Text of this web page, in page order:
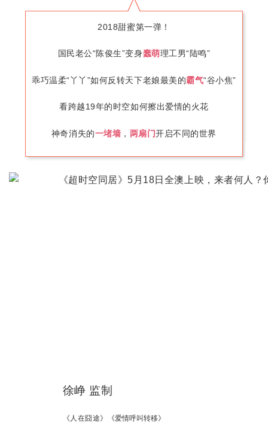
2018甜蜜第一弹！
国民老公“陈俊生”变身蠢萌理工男“陆鸣”
乖巧温柔“丫丫”如何反转天下老娘最美的霸气“谷小焦”
看跨越19年的时空如何擦出爱情的火花
神奇消失的一堵墙 ， 两扇门开启不同的世界
徐峥 监制
《人在囧途》《爱情呼叫转移》